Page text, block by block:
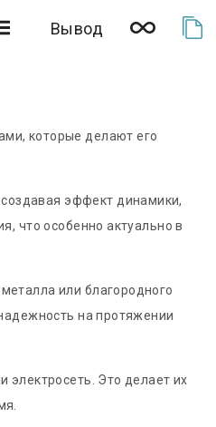
Вывод
которые делают его
эффект динамики,
что особенно актуально в
или благородного
на протяжении
электросеть. Это делает их